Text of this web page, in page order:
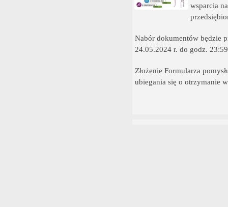
wsparcia
Nabór dokumentów będzie
24.05.2024 r. do godz.
Złożenie Formularza
ubiegania się o otrzymanie